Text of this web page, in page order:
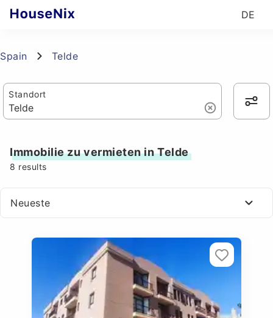
DE
Spain Telde
Standort
Immobilie zu vermieten in Telde
8 results
Neueste